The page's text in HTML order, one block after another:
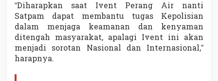
“Diharapkan saat Ivent Perang Air nanti
Satpam dapat membantu tugas Kepolisian
dalam menjaga keamanan dan kenyaman
ditengah masyarakat, apalagi Ivent ini akan
menjadi sorotan Nasional dan Internasional,”
harapnya.